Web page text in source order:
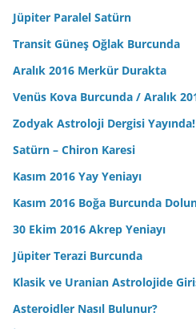
Jüpiter Paralel Satürn
Transit Güneş Oğlak Burcunda
Aralık 2016 Merkür Durakta
Venüs Kova Burcunda / Aralık
Zodyak Astroloji Dergisi Yayında!
Satürn – Chiron Karesi
Kasım 2016 Yay Yeniayı
Kasım 2016 Boğa Burcunda
30 Ekim 2016 Akrep Yeniayı
Jüpiter Terazi Burcunda
Klasik ve Uranian Astrolojide
Asteroidler Nasıl Bulunur?